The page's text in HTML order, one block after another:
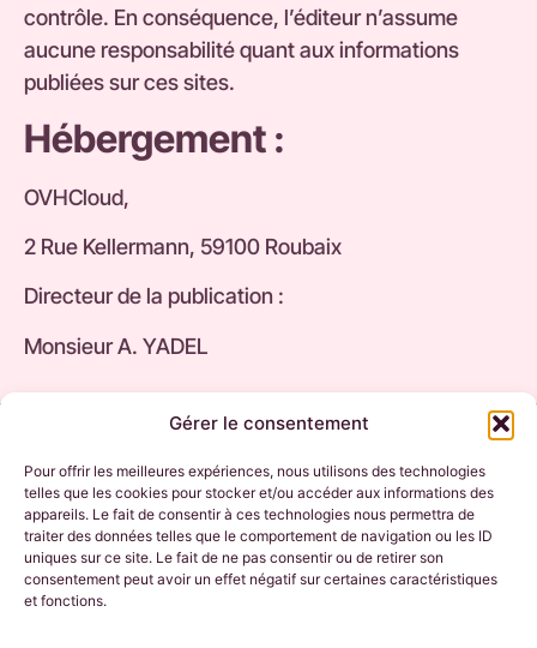
Gérer le consentement
Pour offrir les meilleures expériences, nous utilisons des technologies
telles que les cookies pour stocker et/ou accéder aux informations des
appareils. Le fait de consentir à ces technologies nous permettra de
traiter des données telles que le comportement de navigation ou les ID
uniques sur ce site. Le fait de ne pas consentir ou de retirer son
consentement peut avoir un effet négatif sur certaines caractéristiques
et fonctions.
contrôle. En conséquence, l’éditeur n’assume
aucune responsabilité quant aux informations
publiées sur ces sites.
Hébergement :
OVHCloud,
2 Rue Kellermann, 59100 Roubaix
Directeur de la publication :
Monsieur A. YADEL
Taxi Aéroport Toulouse